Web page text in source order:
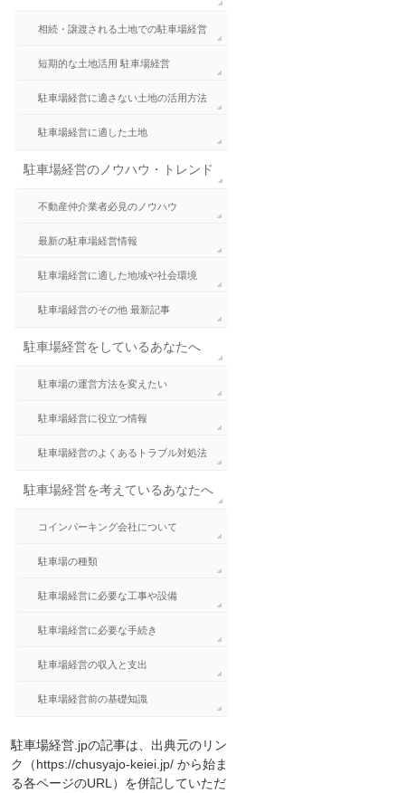
相続・譲渡される土地での駐車場経営
短期的な土地活用 駐車場経営
駐車場経営に適さない土地の活用方法
駐車場経営に適した土地
駐車場経営のノウハウ・トレンド
不動産仲介業者必見のノウハウ
最新の駐車場経営情報
駐車場経営に適した地域や社会環境
駐車場経営のその他 最新記事
駐車場経営をしているあなたへ
駐車場の運営方法を変えたい
駐車場経営に役立つ情報
駐車場経営のよくあるトラブル対処法
駐車場経営を考えているあなたへ
コインパーキング会社について
駐車場の種類
駐車場経営に必要な工事や設備
駐車場経営に必要な手続き
駐車場経営の収入と支出
駐車場経営前の基礎知識
駐車場経営.jpの記事は、出典元のリン
ク（https://chusyajo-keiei.jp/ から始ま
る各ページのURL）を併記していただ